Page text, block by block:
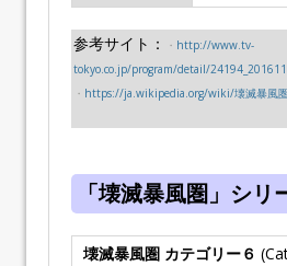
参考サイト： ・ http://www.tv-
tokyo.co.jp/program/detail/
・ https://ja.wikipedia.org/wiki/壊滅暴風
「壊滅暴風圏」シリ
壊滅暴風圏 カテゴリー６